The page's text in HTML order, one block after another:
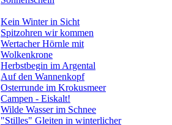
Kein Winter in Sicht
Spitzohren wir kommen
Wertacher Hörnle mit
Wolkenkrone
Herbstbegin im Argental
Auf den Wannenkopf
Osterrunde im Krokusmeer
Campen - Eiskalt!
Wilde Wasser im Schnee
"Stilles" Gleiten in winterlicher